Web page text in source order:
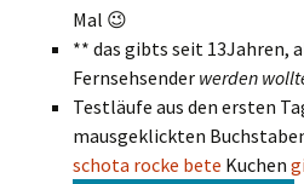
Mal 😉
** das gibts seit 13Jahren,
Fernsehsender werden
Testläufe aus den ersten
mausgeklickten
schota rocke bete Kuchen